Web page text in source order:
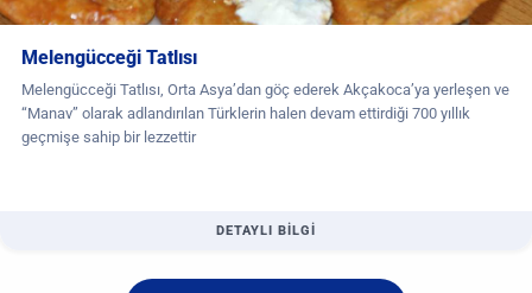
Melengücceği Tatlısı
Melengücceği Tatlısı, Orta Asya’dan göç ederek Akçakoca’ya yerleşen ve
“Manav” olarak adlandırılan Türklerin halen devam ettirdiği 700 yıllık
geçmişe sahip bir lezzettir
DETAYLI BİLGİ